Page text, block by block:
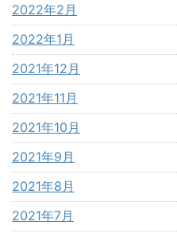
2022年2月
2022年1月
2021年12月
2021年11月
2021年10月
2021年9月
2021年8月
2021年7月